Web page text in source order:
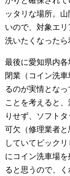
ッタリな場所。
いので、対象エ
洗いたくなったら
最後に愛知県内
閉業（コイン洗
るのが実情とな
ことを考えると
りせず、ソフト
可欠（修理業者
していてビック
にコイン洗車場
ると思うので、